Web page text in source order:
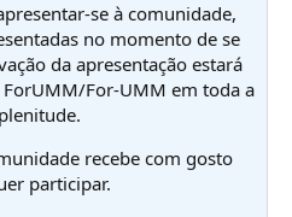
se à comunidade,
no momento de se
da apresentação estará
For-UMM em toda a
recebe com gosto
participar.